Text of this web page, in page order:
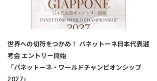
世界への切符をつかめ！ パネットーネ日本代表選
考会 エントリー開始
「パネットーネ・ワールドチャンピオンシップ
2027」